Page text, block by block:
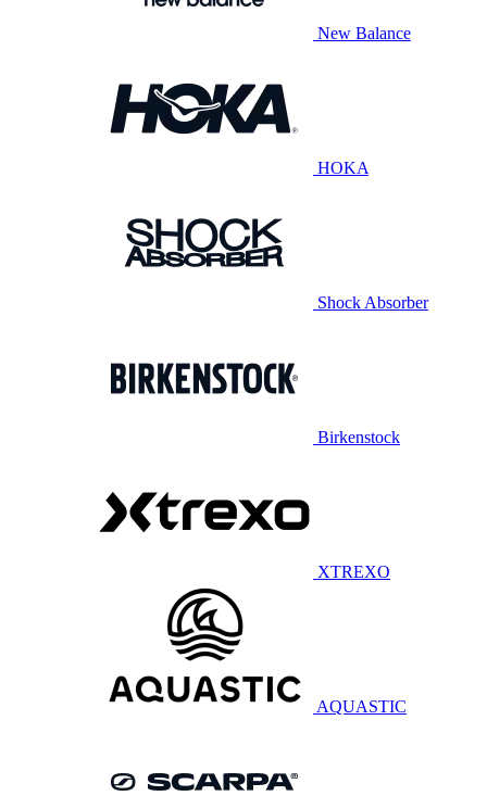
New Balance
HOKA
Shock Absorber
Birkenstock
XTREXO
AQUASTIC